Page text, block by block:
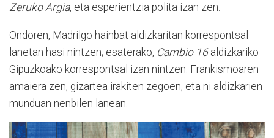
Zeruko Argia, eta esperientzia polita izan zen.
Ondoren, Madrilgo hainbat aldizkaritan korrespontsal
lanetan hasi nintzen; esaterako, Cambio 16aldizkariko
Gipuzkoako korrespontsal izan nintzen. Frankismoaren
amaiera zen, gizartea irakiten zegoen, eta ni aldizkarien
munduan nenbilen lanean.